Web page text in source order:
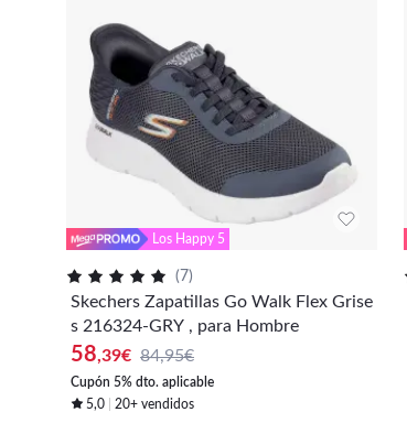
Los Happy 5
( 7)
Skechers Zapatillas Go Walk Flex Grise
s 216324-GRY , para Hombre
58,39€ 84,95€
Cupón 5% dto. aplicable
5,0
20+ vendidos